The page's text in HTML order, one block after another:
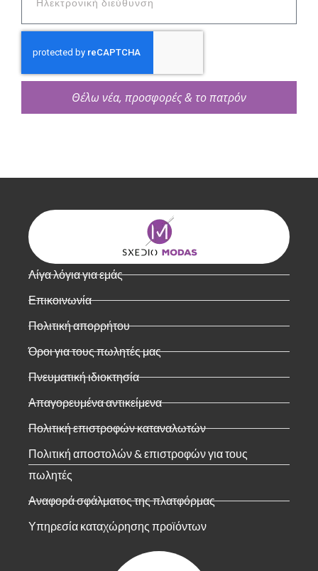
Θέλω νέα, προσφορές & το πατρόν
Λίγα λόγια για εμάς
Επικοινωνία
Πολιτική απορρήτου
Όροι για τους πωλητές μας
Πνευματική ιδιοκτησία
Απαγορευμένα αντικείμενα
Πολιτική επιστροφών καταναλωτών
Πολιτική αποστολών & επιστροφών για τους
πωλητές
Αναφορά σφάλματος της πλατφόρμας
Υπηρεσία καταχώρησης προϊόντων